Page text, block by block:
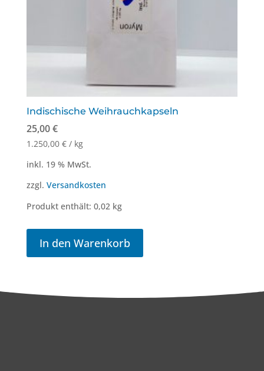
Indischische Weihrauchkapseln
25,00€
1.250,00 €/ kg
inkl. 19 % MwSt.
zzgl. Versandkosten
Produkt enthält: 0,02 kg
In den Warenkorb